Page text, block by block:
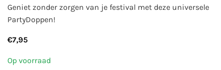
Geniet zonder zorgen van je festival met deze universele
PartyDoppen!
€7,95
Op voorraad